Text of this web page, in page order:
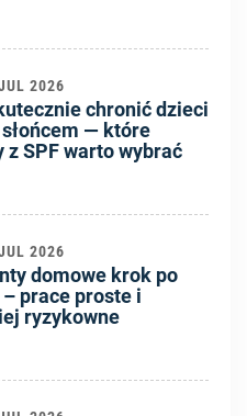
2026
chronić dzieci
— które
z SPF warto wybrać
2026
domowe krok po
prace proste i
ryzykowne